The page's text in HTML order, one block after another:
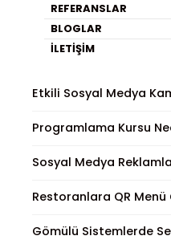
REFERANSLAR
BLOGLAR
İLETIŞIM
En Son Yayınlananlar
WhatsApp Toplu
Etkili Sosyal Medya
Programlama Kursu
Sosyal Medya
Restoranlara QR Menü
Gömülü Sistemlerde